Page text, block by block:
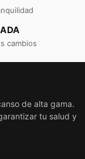
cambios
de alta gama.
tu salud y